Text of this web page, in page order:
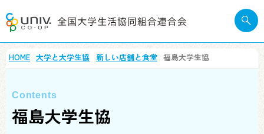
HOME 大学と大学生協 新しい店舗と食堂 福島大学生協
福島大学生協